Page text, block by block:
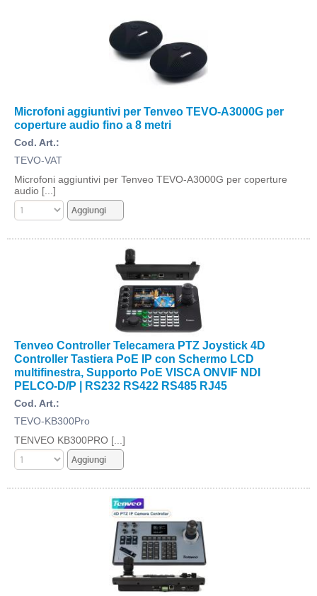
Microfoni aggiuntivi per Tenveo TEVO-A3000G per
coperture audio fino a 8 metri
Cod. Art.:
TEVO-VAT
Microfoni aggiuntivi per Tenveo TEVO-A3000G per coperture
audio [...]
Tenveo Controller Telecamera PTZ Joystick 4D
Controller Tastiera PoE IP con Schermo LCD
multifinestra, Supporto PoE VISCA ONVIF NDI
PELCO-D/P | RS232 RS422 RS485 RJ45
Cod. Art.:
TEVO-KB300Pro
TENVEO KB300PRO [...]